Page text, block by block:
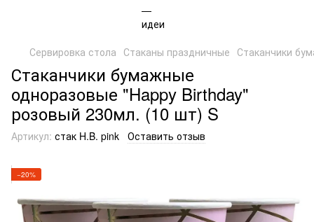
Сервировка стола Стаканы праздничные Стаканчики
Стаканчики бумажные
одноразовые "Happy Birthday"
розовый 230мл. (10 шт) S
Артикул: стак H.B. pink Оставить отзыв
−20%